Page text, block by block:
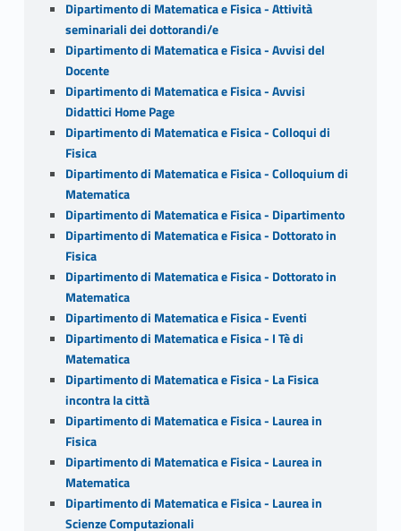
Dipartimento di Matematica e Fisica - Attività
seminariali dei dottorandi/e
Dipartimento di Matematica e Fisica - Avvisi del
Docente
Dipartimento di Matematica e Fisica - Avvisi
Didattici Home Page
Dipartimento di Matematica e Fisica - Colloqui di
Fisica
Dipartimento di Matematica e Fisica - Colloquium di
Matematica
Dipartimento di Matematica e Fisica - Dipartimento
Dipartimento di Matematica e Fisica - Dottorato in
Fisica
Dipartimento di Matematica e Fisica - Dottorato in
Matematica
Dipartimento di Matematica e Fisica - Eventi
Dipartimento di Matematica e Fisica - I Tè di
Matematica
Dipartimento di Matematica e Fisica - La Fisica
incontra la città
Dipartimento di Matematica e Fisica - Laurea in
Fisica
Dipartimento di Matematica e Fisica - Laurea in
Matematica
Dipartimento di Matematica e Fisica - Laurea in
Scienze Computazionali